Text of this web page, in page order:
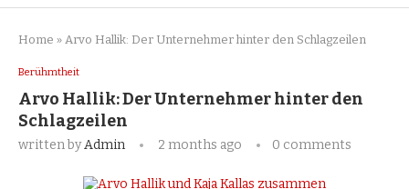
Home » Arvo Hallik: Der Unternehmer hinter den Schlagzeilen
Berühmtheit
Arvo Hallik: Der Unternehmer hinter den
Schlagzeilen
written byAdmin 2 months ago 0 comments